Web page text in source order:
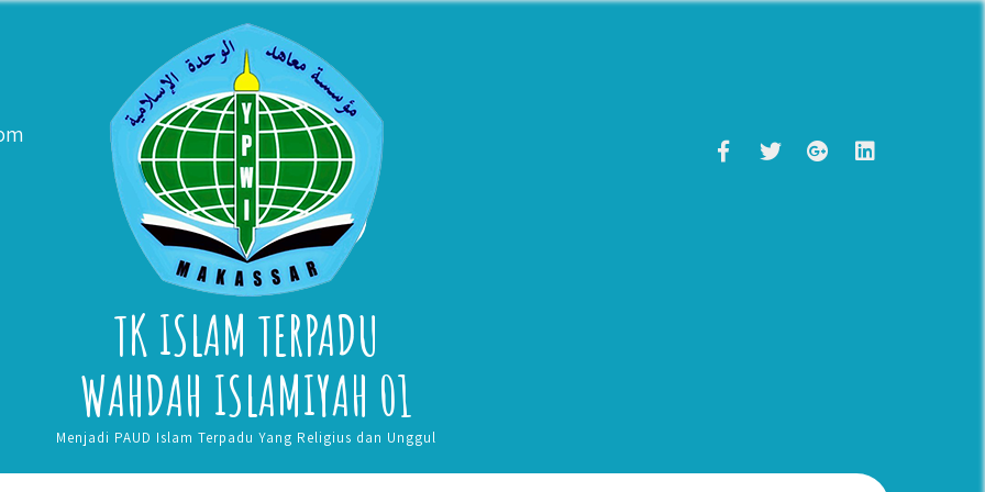
TK ISLAM TERPADU
WAHDAH ISLAMIYAH 01
Menjadi PAUD Islam Terpadu Yang Religius dan Unggul